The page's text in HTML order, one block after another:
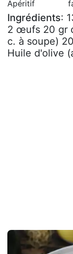
Apéritif
Ingrédients:
2 œufs 20 gr
c. à soupe)
Huile d'olive